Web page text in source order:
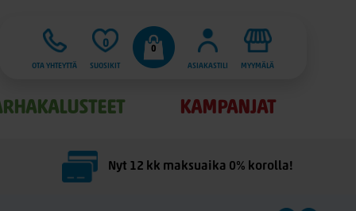
OTA YHTEYTTÄ
0
SUOSIKIT
0
ASIAKASTILI
MYYMÄLÄ
KAMPANJAT
Nyt 12 kk maksuaika 0% korolla!